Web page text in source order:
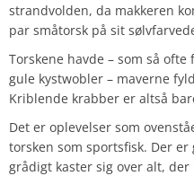
strandvolden, da makkeren
par småtorsk på sit
Torskene havde – som så
gule kystwobler – maverne
Kriblende krabber er altså
Det er oplevelser som
torsken som sportsfisk. Der
grådigt kaster sig over alt,